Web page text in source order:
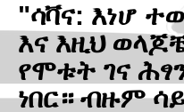
"ሳቫና: እነሆ
እና እዚህ
የሞቱት ገና
ነበር። ብዙም